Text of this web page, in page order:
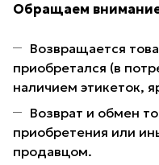
Обращаем
Возвращается
приобретался (в
наличием этикеток,
Возврат и обмен
приобретения или
продавцом.